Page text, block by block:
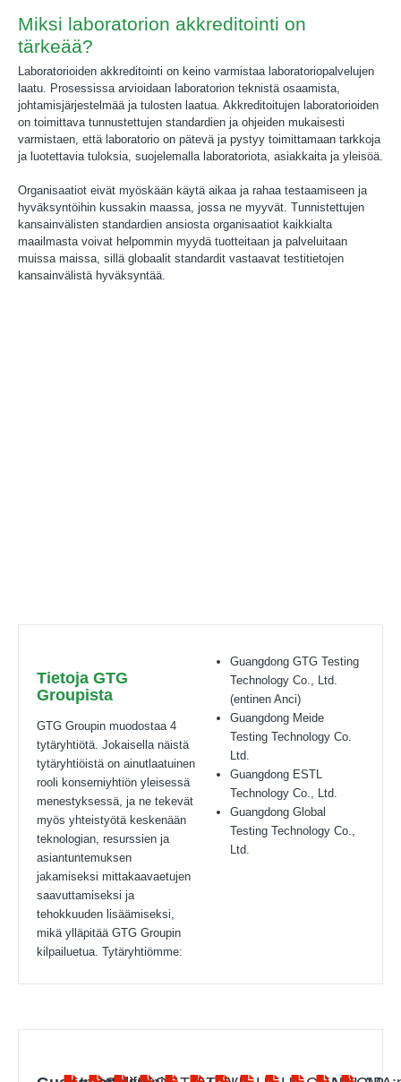
Miksi laboratorion akkreditointi on
tärkeää?
Laboratorioiden akkreditointi on keino varmistaa laboratoriopalvelujen
laatu. Prosessissa arvioidaan laboratorion teknistä osaamista,
johtamisjärjestelmää ja tulosten laatua. Akkreditoitujen laboratorioiden
on toimittava tunnustettujen standardien ja ohjeiden mukaisesti
varmistaen, että laboratorio on pätevä ja pystyy toimittamaan tarkkoja
ja luotettavia tuloksia, suojelemalla laboratoriota, asiakkaita ja yleisöä.
Organisaatiot eivät myöskään käytä aikaa ja rahaa testaamiseen ja
hyväksyntöihin kussakin maassa, jossa ne myyvät. Tunnistettujen
kansainvälisten standardien ansiosta organisaatiot kaikkialta
maailmasta voivat helpommin myydä tuotteitaan ja palveluitaan
muissa maissa, sillä globaalit standardit vastaavat testitietojen
kansainvälistä hyväksyntää.
Tietoja GTG
Groupista
GTG Groupin muodostaa 4
tytäryhtiötä. Jokaisella näistä
tytäryhtiöistä on ainutlaatuinen
rooli konserniyhtiön yleisessä
menestyksessä, ja ne tekevät
myös yhteistyötä keskenään
teknologian, resurssien ja
asiantuntemuksen
jakamiseksi mittakaavaetujen
saavuttamiseksi ja
tehokkuuden lisäämiseksi,
mikä ylläpitää GTG Groupin
kilpailuetua. Tytäryhtiömme:
Guangdong GTG Testing
Technology Co., Ltd.
(entinen Anci)
Guangdong Meide
Testing Technology Co.
Ltd.
Guangdong ESTL
Technology Co., Ltd.
Guangdong Global
Testing Technology Co.,
Ltd.